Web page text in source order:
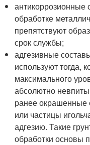
обработке
препятствуют
срок службы;
адгезивные
используют тогда,
максимального
абсолютно
ранее окрашенные
или частицы
адгезию. Такие
обработки основы